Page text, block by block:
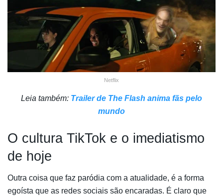
Netflix
Leia também: Trailer de The Flash anima fãs pelo
mundo
O cultura TikTok e o imediatismo
de hoje
Outra coisa que faz paródia com a atualidade, é a forma
egoísta que as redes sociais são encaradas. É claro que